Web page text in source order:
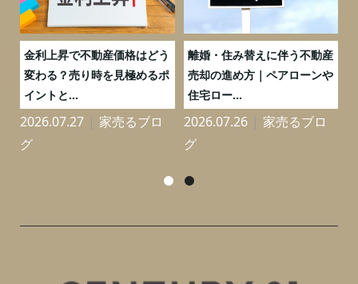
金利上昇で不動産価格はどう
変わる？売り時を見極めるポ
イントと...
2026.07.27
家売るブロ
グ
離婚・住み替えに伴う不動産
売却の進め方｜ペアローンや
住宅ロー...
2026.07.26
家売るブロ
グ